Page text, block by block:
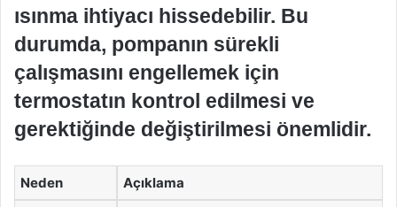
ısınma ihtiyacı hissedebilir. Bu
durumda, pompanın sürekli
çalışmasını engellemek için
termostatın kontrol edilmesi ve
gerektiğinde değiştirilmesi önemlidir.
Neden Açıklama